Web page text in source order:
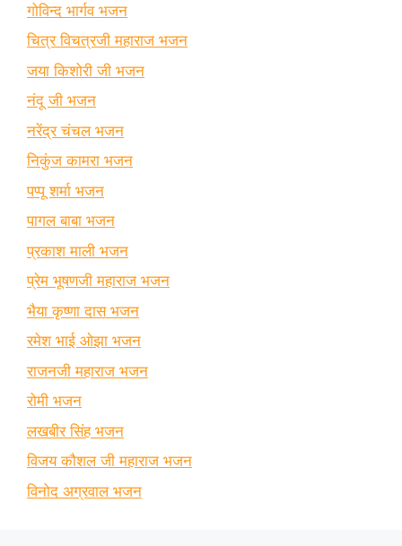
गोविन्द भार्गव भजन
चित्र विचत्रजी महाराज भजन
जया किशोरी जी भजन
नंदू जी भजन
नरेंद्र चंचल भजन
निकुंज कामरा भजन
पप्पू शर्मा भजन
पागल बाबा भजन
प्रकाश माली भजन
प्रेम भूषणजी महाराज भजन
भैया कृष्णा दास भजन
रमेश भाई ओझा भजन
राजनजी महाराज भजन
रोमी भजन
लखबीर सिंह भजन
विजय कौशल जी महाराज भजन
विनोद अग्रवाल भजन